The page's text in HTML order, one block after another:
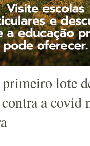
lote
a covid